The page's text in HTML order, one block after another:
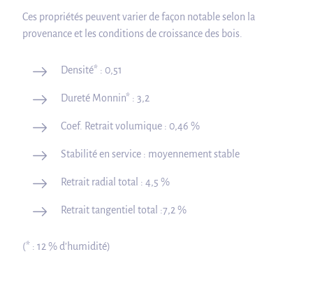
Ces propriétés peuvent varier de façon notable selon la
provenance et les conditions de croissance des bois.
Densité* : 0,51
Dureté Monnin* : 3,2
Coef. Retrait volumique : 0,46 %
Stabilité en service : moyennement stable
Retrait radial total : 4,5 %
Retrait tangentiel total :7,2 %
(* : 12 % d’humidité)